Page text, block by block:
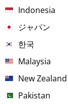
Indonesia
ジャパン
한국
Malaysia
New Zealand
Pakistan